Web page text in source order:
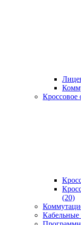
Кроссовое
(20)
Кабельные